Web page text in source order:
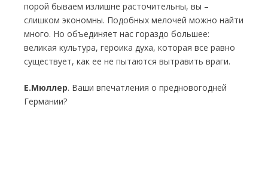
порой бываем излишне расточительны, вы –
слишком экономны. Подобных мелочей можно найти
много. Но объединяет нас гораздо большее:
великая культура, героика духа, которая все равно
существует, как ее не пытаются вытравить враги.
Е.Мюллер. Ваши впечатления о предновогодней
Германии?